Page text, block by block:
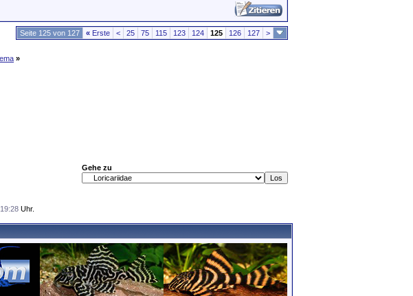
Seite 125 von 127 « Erste < 25 75 115 123 124 125 126 127 >
»
Gehe zu
19:28 Uhr.